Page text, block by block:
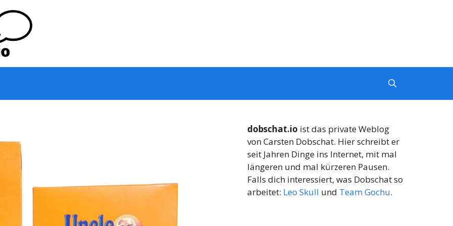
dobschat.io ist das private Weblog
von Carsten Dobschat. Hier schreibt er
seit Jahren Dinge ins Internet, mit mal
längeren und mal kürzeren Pausen.
Falls dich interessiert, was Dobschat so
arbeitet: Leo Skull und Team Gochu.